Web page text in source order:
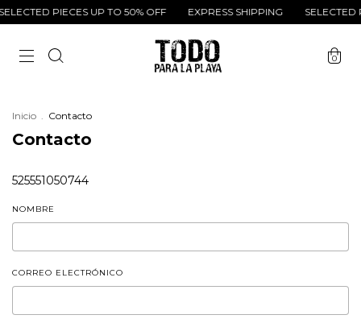
PIECES UP TO 50% OFF EXPRESS SHIPPING SELECTED
0
Inicio . Contacto
Contacto
525551050744
NOMBRE
CORREO ELECTRÓNICO